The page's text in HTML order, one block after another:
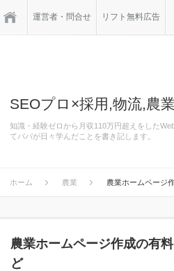
運営者・問合せ リフト無料広告
SEOプロ×採用,物流,農
知識・経験ゼロから月収110万円超えをした
てパパが日々学んだことを書き記します。
ホーム 農業 農業ホームページ
農業ホームページ作成の有
ど